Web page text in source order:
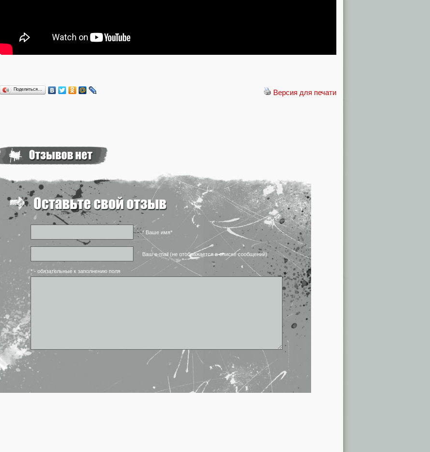
16 и 5 Мп, фронтальную на 12 Мп и аккумулятор ёмкостью 3500 мА·ч.
Версия для печати
Поделиться…
* Ваше имя*
Ваш e-mail (не отображается в списке сообщений)
* - обязательные к заполнению поля